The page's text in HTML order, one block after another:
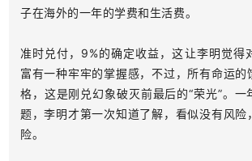
子在海外的一年的学费和生活费。
准时兑付，9%的确定收益，这让李明觉得
富有一种牢牢的掌握感，不过，所有命运的
格，这是刚兑幻象破灭前最后的“荣光”。一
题，李明才第一次知道了解，看似没有风险
险。